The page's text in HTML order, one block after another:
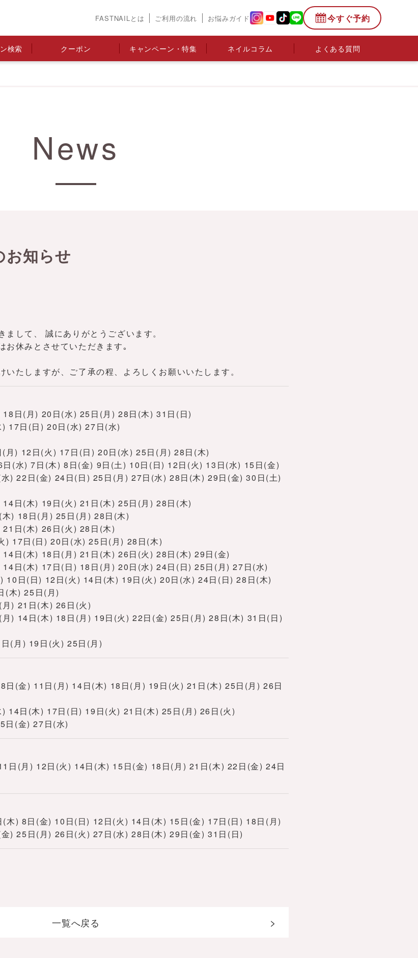
FASTNAILとは ご利用の流れ お悩みガイド 今すぐ予約
検索 クーポン キャンペーン・特集 ネイルコラム よくある質問
News
お知らせ
して、 誠にありがとうございます。
お休みとさせていただきます｡
たしますが、ご了承の程、よろしくお願いいたします。
日(月) 20日(水) 25日(月) 28日(木) 31日(日)
17日(日) 20日(水) 27日(水)
) 12日(火) 17日(日) 20日(水) 25日(月) 28日(木)
(水) 7日(木) 8日(金) 9日(土) 10日(日) 12日(火) 13日(水) 15日(金)
) 22日(金) 24日(日) 25日(月) 27日(水) 28日(木) 29日(金) 30日(土)
日(木) 19日(火) 21日(木) 25日(月) 28日(木)
) 18日(月) 25日(月) 28日(木)
日(木) 26日(火) 28日(木)
17日(日) 20日(水) 25日(月) 28日(木)
日(木) 18日(月) 21日(木) 26日(火) 28日(木) 29日(金)
日(木) 17日(日) 18日(月) 20日(水) 24日(日) 25日(月) 27日(水)
日(日) 12日(火) 14日(木) 19日(火) 20日(水) 24日(日) 28日(木)
(木) 25日(月)
) 21日(木) 26日(火)
) 14日(木) 18日(月) 19日(火) 22日(金) 25日(月) 28日(木) 31日(日)
(月) 19日(火) 25日(月)
(金) 11日(月) 14日(木) 18日(月) 19日(火) 21日(木) 25日(月) 26日
日(木) 17日(日) 19日(火) 21日(木) 25日(月) 26日(火)
(金) 27日(水)
(月) 12日(火) 14日(木) 15日(金) 18日(月) 21日(木) 22日(金) 24日
) 8日(金) 10日(日) 12日(火) 14日(木) 15日(金) 17日(日) 18日(月)
) 25日(月) 26日(火) 27日(水) 28日(木) 29日(金) 31日(日)
一覧へ戻る >